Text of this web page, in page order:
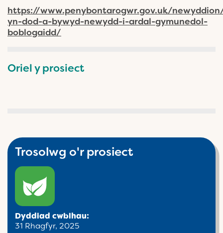
https://www.penybontarogwr.gov.uk/
yn-dod-a-bywyd-newydd-i-ardal-gymunedol-
boblogaidd/
Oriel y prosiect
Trosolwg o'r prosiect
Dyddiad cwblhau:
31 Rhagfyr, 2025